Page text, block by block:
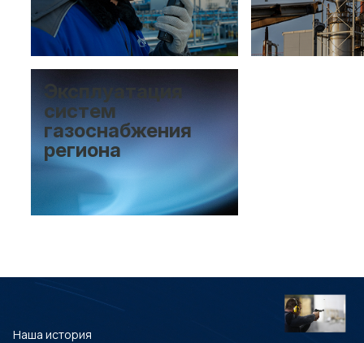
Эксплуатация
систем
газоснабжения
региона
Наша история